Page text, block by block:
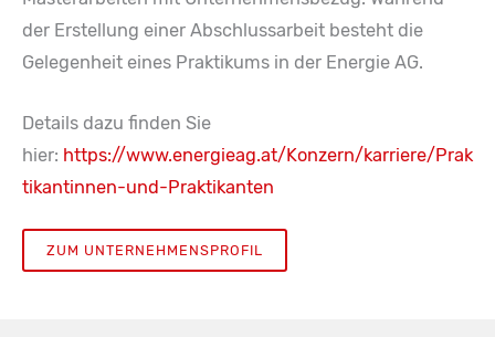
der Erstellung einer Abschlussarbeit besteht die
Gelegenheit eines Praktikums in der Energie AG.
Details dazu finden Sie
hier: https://www.energieag.at/Konzern/karriere/Prak
tikantinnen-und-Praktikanten
ZUM UNTERNEHMENSPROFIL